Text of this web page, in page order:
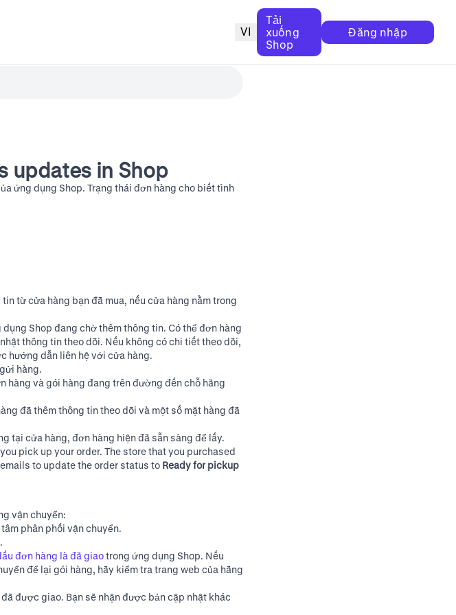
VI
Tải
xuống
Shop
Đăng nhập
updates in Shop
ứng dụng Shop. Trạng thái đơn hàng cho biết tình
từ cửa hàng bạn đã mua, nếu cửa hàng nằm trong
Shop đang chờ thêm thông tin. Có thể đơn hàng
thông tin theo dõi. Nếu không có chi tiết theo dõi,
hướng dẫn liên hệ với cửa hàng.
hàng.
hàng và gói hàng đang trên đường đến chỗ hãng
đã thêm thông tin theo dõi và một số mặt hàng đã
tại cửa hàng, đơn hàng hiện đã sẵn sàng để lấy.
pick up your order. The store that you purchased
to update the order status to Ready for pickup
vận chuyển:
phân phối vận chuyển.
đơn hàng là đã giaotrong ứng dụng Shop. Nếu
để lại gói hàng, hãy kiểm tra trang web của hãng
được giao. Bạn sẽ nhận được bản cập nhật khác